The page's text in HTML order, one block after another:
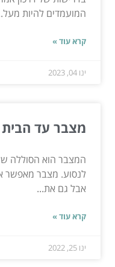
המועמדים להיות
קרא עוד »
ינו 04, 2023
מצבר עד
המצבר הוא הסוללה
לנסוע. מצבר
אבל גם את...
קרא עוד »
ינו 25, 2022